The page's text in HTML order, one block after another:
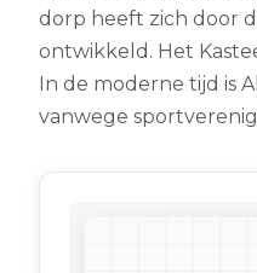
dorp heeft zich door
ontwikkeld. Het
In de moderne tijd is
vanwege